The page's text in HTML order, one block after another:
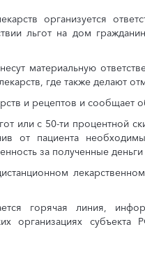
организуется
льгот на дом
материальную
где также делают
и рецептов и сообщает
или с 50-ти процентной
от пациента
за полученные деньги
горячая линия,
организациях